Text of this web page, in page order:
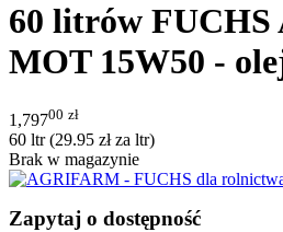
60 litrów
MOT 15W50 -
1,79700 zł
60 ltr (29.95 złza ltr)
Brak w magazynie
Zapytaj o dostępność